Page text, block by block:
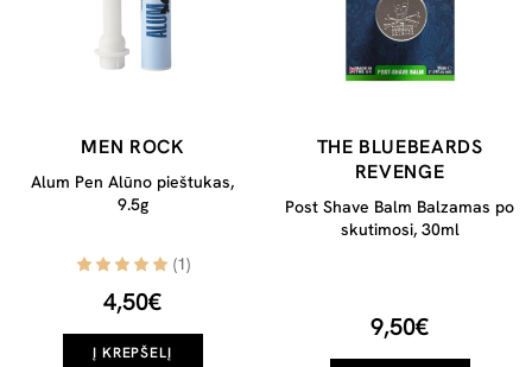
MEN ROCK
Alum Pen Alūno pieštukas,
9.5g
(1)
4,50€
Į KREPŠELĮ
THE BLUEBEARDS
REVENGE
Post Shave Balm Balzamas po
skutimosi, 30ml
9,50€